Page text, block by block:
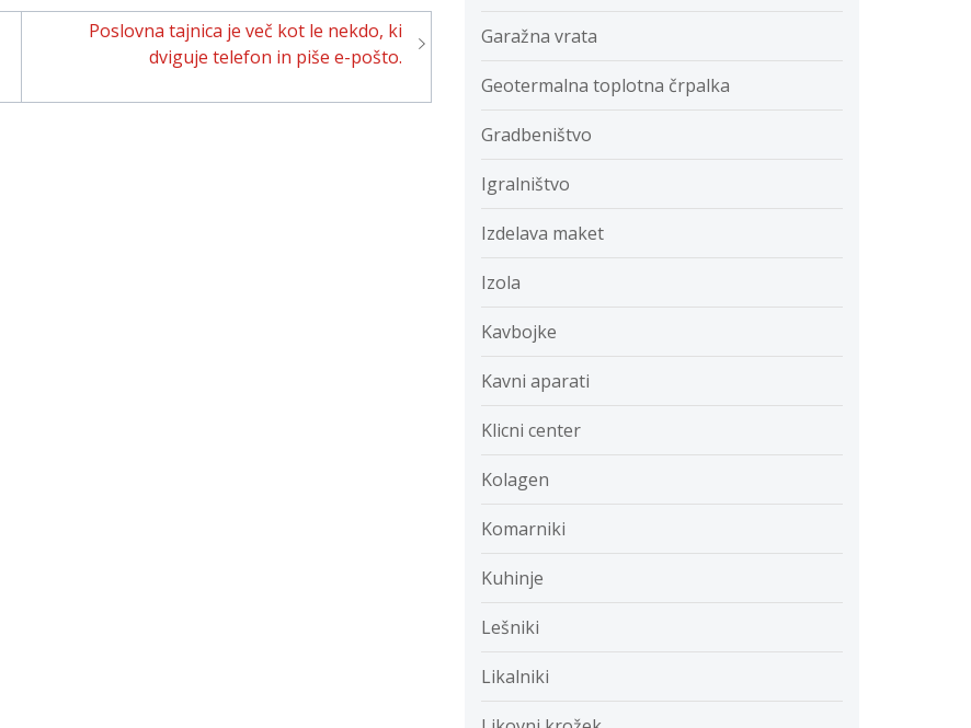
Poslovna tajnica je več kot le nekdo, ki
dviguje telefon in piše e-pošto.
Garažna vrata
Geotermalna toplotna črpalka
Gradbeništvo
Igralništvo
Izdelava maket
Izola
Kavbojke
Kavni aparati
Klicni center
Kolagen
Komarniki
Kuhinje
Lešniki
Likalniki